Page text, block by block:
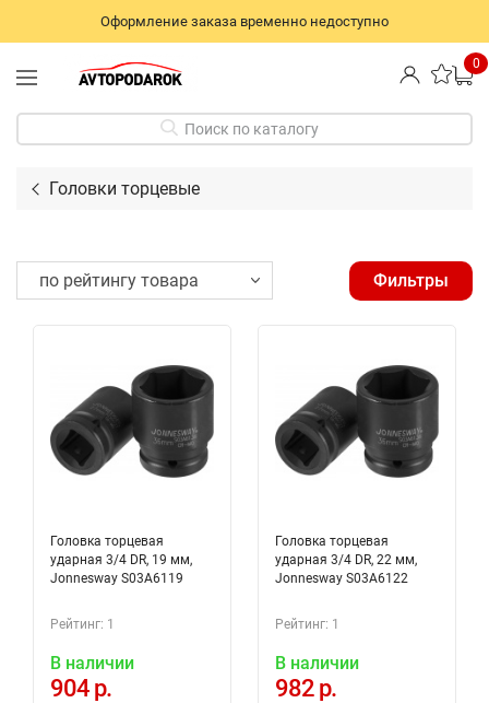
Оформление заказа временно недоступно
0
Поиск по каталогу
Головки торцевые
Фильтры
Головка торцевая
ударная 3/4 DR, 19 мм,
Jonnesway S03A6119
Рейтинг: 1
В наличии
904 р.
Головка торцевая
ударная 3/4 DR, 22 мм,
Jonnesway S03A6122
Рейтинг: 1
В наличии
982 р.